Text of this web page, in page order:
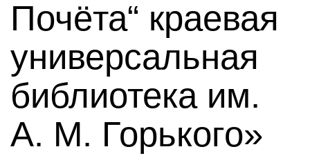
Почёта“ краевая
универсальная
библиотека им.
А. М. Горького»